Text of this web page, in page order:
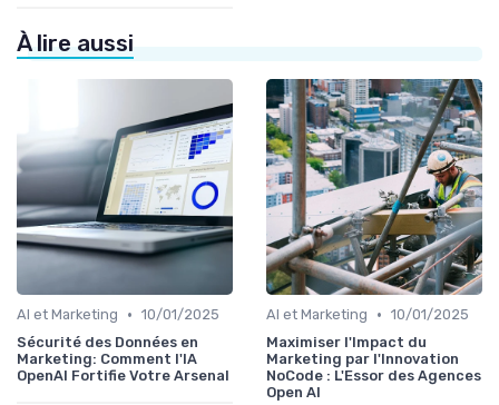
À lire aussi
AI et Marketing • 10/01/2025
Sécurité des Données en
Marketing: Comment l'IA
OpenAI Fortifie Votre Arsenal
AI et Marketing • 10/01/2025
Maximiser l'Impact du
Marketing par l'Innovation
NoCode : L'Essor des Agences
Open AI